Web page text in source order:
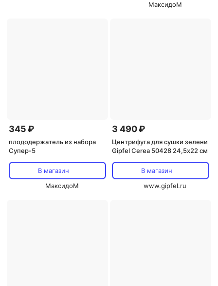
МаксидоМ
345 ₽
плододержатель из набора
Супер-5
В магазин
МаксидоМ
3 490 ₽
Центрифуга для сушки зелени
Gipfel Cerea 50428 24,5х22 см
В магазин
www.gipfel.ru